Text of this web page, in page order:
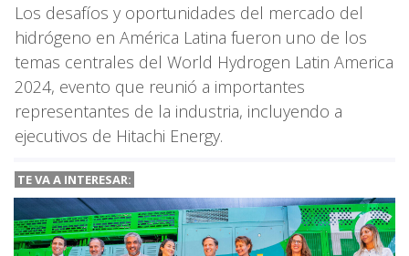
Los desafíos y oportunidades del mercado del
hidrógeno en América Latina fueron uno de los
temas centrales del World Hydrogen Latin America
2024, evento que reunió a importantes
representantes de la industria, incluyendo a
ejecutivos de Hitachi Energy.
TE VA A INTERESAR: